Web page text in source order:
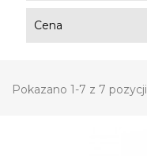
Cena
Pokazano 1-7 z 7 pozycji